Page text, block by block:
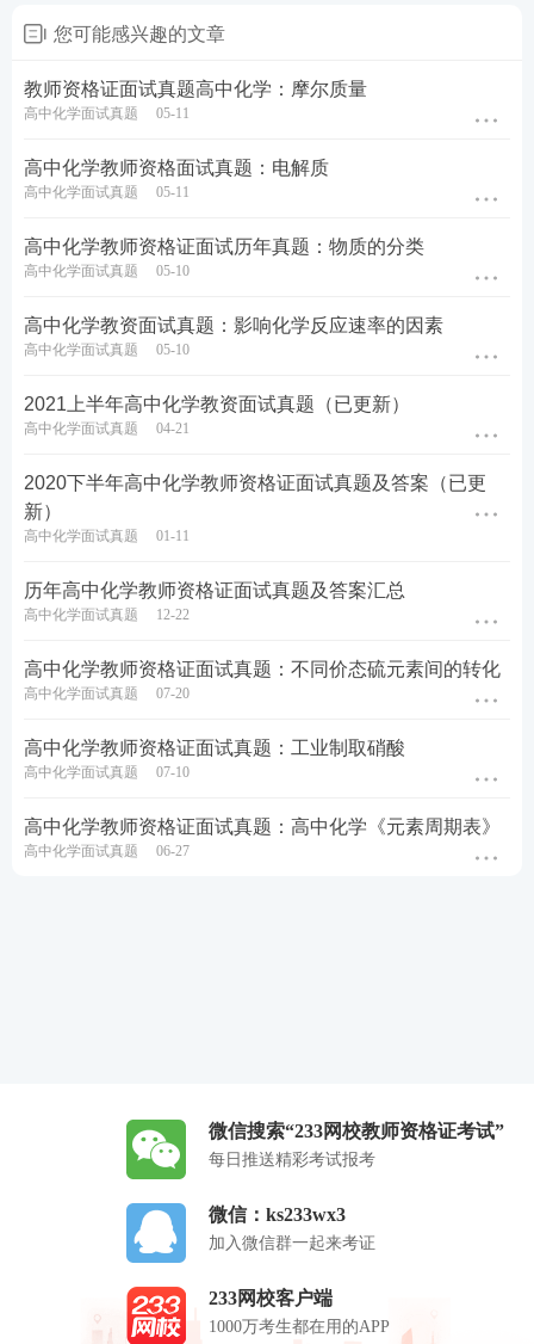
您可能感兴趣的文章
教师资格证面试真题高中化学：摩尔质量
高中化学面试真题 05-11
高中化学教师资格面试真题：电解质
高中化学面试真题 05-11
高中化学教师资格证面试历年真题：物质的分类
高中化学面试真题 05-10
高中化学教资面试真题：影响化学反应速率的因素
高中化学面试真题 05-10
2021上半年高中化学教资面试真题（已更新）
高中化学面试真题 04-21
2020下半年高中化学教师资格证面试真题及答案（已更
新）
高中化学面试真题 01-11
历年高中化学教师资格证面试真题及答案汇总
高中化学面试真题 12-22
高中化学教师资格证面试真题：不同价态硫元素间的转化
高中化学面试真题 07-20
高中化学教师资格证面试真题：工业制取硝酸
高中化学面试真题 07-10
高中化学教师资格证面试真题：高中化学《元素周期表》
高中化学面试真题 06-27
微信搜索“233网校教师资格证考试”
每日推送精彩考试报考
微信：ks233wx3
加入微信群一起来考证
233网校客户端
1000万考生都在用的APP